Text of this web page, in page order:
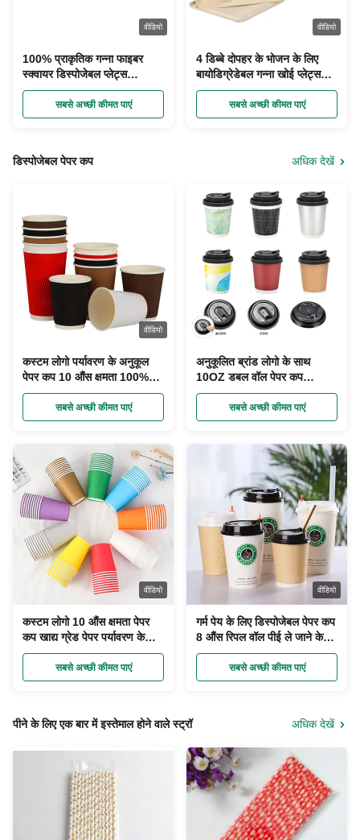
वीडियो
100% प्राकृतिक गन्ना फाइबर
स्क्वायर डिस्पोजेबल प्लेट्स
बायोडिग्रेडेबल
सबसे अच्छी कीमत पाएं
वीडियो
4 डिब्बे दोपहर के भोजन के लिए
बायोडिग्रेडेबल गन्ना खोई प्लेट्स
खाद:
सबसे अच्छी कीमत पाएं
डिस्पोजेबल पेपर कप अधिक देखें
वीडियो
कस्टम लोगो पर्यावरण के अनुकूल
पेपर कप 10 औंस क्षमता 100%
पुनर्नवीनीकरण सामग्री एकल दीवार
सबसे अच्छी कीमत पाएं
अनुकूलित ब्रांड लोगो के साथ
10OZ डबल वॉल पेपर कप
पर्यावरण के अनुकूल
सबसे अच्छी कीमत पाएं
वीडियो
कस्टम लोगो 10 औंस क्षमता पेपर
कप खाद्य ग्रेड पेपर पर्यावरण के
अनुकूल
सबसे अच्छी कीमत पाएं
वीडियो
गर्म पेय के लिए डिस्पोजेबल पेपर कप
8 औंस रिपल वॉल पीई ले जाने के
लिए ले जाने के लिए लेपित पेपर कप
सबसे अच्छी कीमत पाएं
पीने के लिए एक बार में इस्तेमाल होने वाले स्ट्रॉ अधिक देखें